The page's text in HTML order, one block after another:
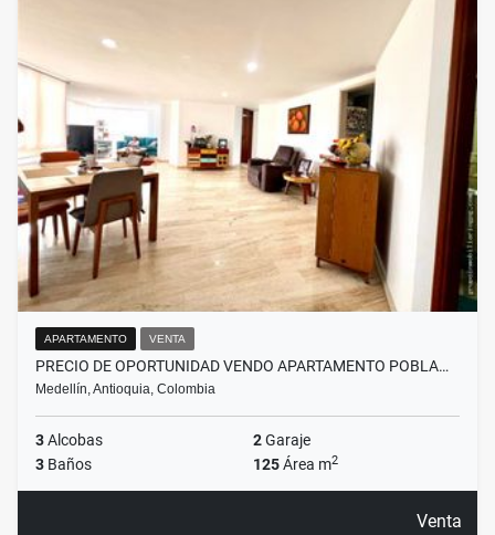
APARTAMENTO VENTA
PRECIO DE OPORTUNIDAD VENDO APARTAMENTO POBLA…
Medellín, Antioquia, Colombia
3Alcobas 2Garaje
3 Baños 125Área m2
Venta